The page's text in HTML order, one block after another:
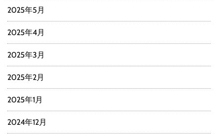
2025年5月
2025年4月
2025年3月
2025年2月
2025年1月
2024年12月